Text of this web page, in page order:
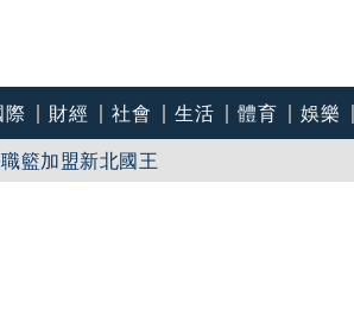
際 財經 社會 生活 體育 娛樂
籃加盟新北國王
抵台」 同框陳時中、張淑芬畫面曝光